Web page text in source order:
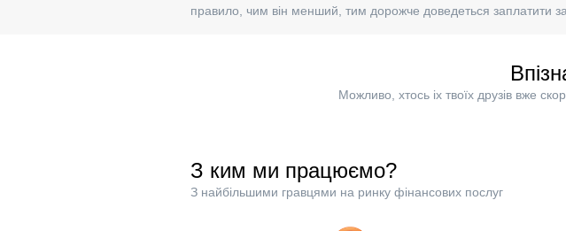
правило, чим він менший, тим дорожче доведеться заплатити за
Можливо, хтось іх твоїх друзів вже
З ким ми працюємо?
З найбільшими гравцями на ринку фінансових послуг